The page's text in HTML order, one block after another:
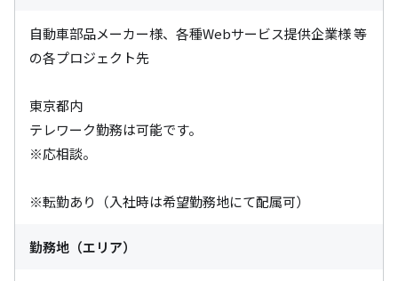
自動車部品メーカー様、各種Webサービス提供企業様 等
の各プロジェクト先
東京都内
テレワーク勤務は可能です。
※応相談。
※転勤あり（入社時は希望勤務地にて配属可）
勤務地（エリア）